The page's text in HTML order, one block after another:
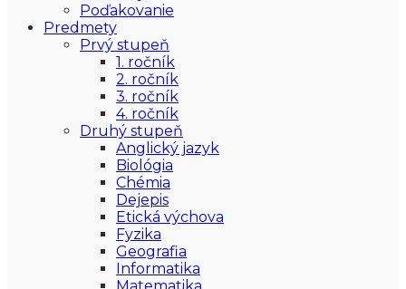
Poďakovanie
Predmety
Prvý stupeň
1. ročník
2. ročník
3. ročník
4. ročník
Druhý stupeň
Anglický jazyk
Biológia
Chémia
Dejepis
Etická výchova
Fyzika
Geografia
Informatika